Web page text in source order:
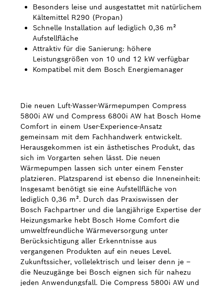
Bosch in Österreich
Karriere bei Bosch in Österreich
Bosch Weltweit
Besonders leise und ausgestattet mit natürlichem
Kältemittel R290 (Propan)
Schnelle Installation auf lediglich 0,36 m²
Aufstellfläche
Attraktiv für die Sanierung: höhere
Leistungsgrößen von 10 und 12 kW verfügbar
Kompatibel mit dem Bosch Energiemanager
Die neuen Luft-Wasser-Wärmepumpen Compress
5800i AW und Compress 6800i AW hat Bosch Home
Comfort in einem User-Experience-Ansatz
gemeinsam mit dem Fachhandwerk entwickelt.
Herausgekommen ist ein ästhetisches Produkt, das
sich im Vorgarten sehen lässt. Die neuen
Wärmepumpen lassen sich unter einem Fenster
platzieren. Platzsparend ist ebenso die Inneneinheit:
Insgesamt benötigt sie eine Aufstellfläche von
lediglich 0,36 m². Durch das Praxiswissen der
Bosch Fachpartner und die langjährige Expertise der
Heizungsmarke hebt Bosch Home Comfort die
umweltfreundliche Wärmeversorgung unter
Berücksichtigung aller Erkenntnisse aus
vergangenen Produkten auf ein neues Level.
Zukunftssicher, vollelektrisch und leiser denn je –
die Neuzugänge bei Bosch eignen sich für nahezu
jeden Anwendungsfall. Die Compress 5800i AW und